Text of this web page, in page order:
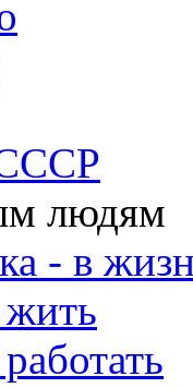
людям
- в